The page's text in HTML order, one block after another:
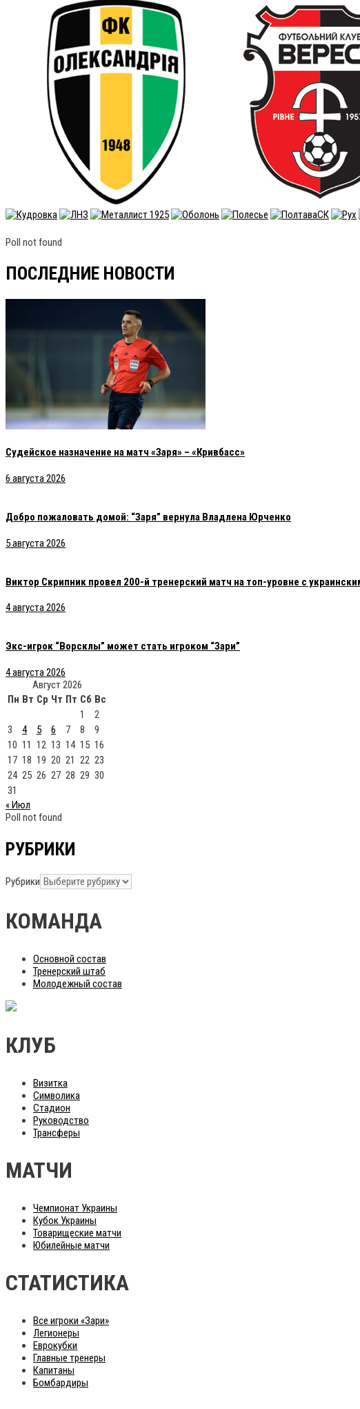
Poll not found
ПОСЛЕДНИЕ НОВОСТИ
Судейское назначение на матч «Заря» – «Кривбасс»
6 августа 2026
Добро пожаловать домой: “Заря” вернула Владлена Юрченко
5 августа 2026
Виктор Скрипник провел 200-й тренерский матч на топ-уровне с
4 августа 2026
Экс-игрок “Ворсклы” может стать игроком “Зари”
4 августа 2026
Август 2026
Пн Вт Ср Чт Пт Сб Вс
1
2
3
4 5 6 7 8
9
10 11 12 13 14 15 16
17 18 19 20 21 22 23
24 25 26 27 28 29 30
31
« Июл
Poll not found
РУБРИКИ
Рубрики
КОМАНДА
Основной состав
Тренерский штаб
Молодежный состав
КЛУБ
Визитка
Символика
Стадион
Руководство
Трансферы
МАТЧИ
Чемпионат Украины
Кубок Украины
Товарищеские матчи
Юбилейные матчи
СТАТИСТИКА
Все игроки «Зари»
Легионеры
Еврокубки
Главные тренеры
Капитаны
Бомбардиры